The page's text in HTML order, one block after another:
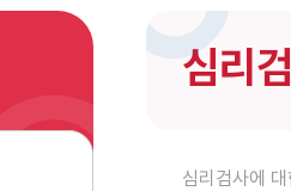
심리
심리검사에